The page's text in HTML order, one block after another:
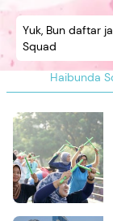
Haibunda
Yuk, Bun daftar
Squad